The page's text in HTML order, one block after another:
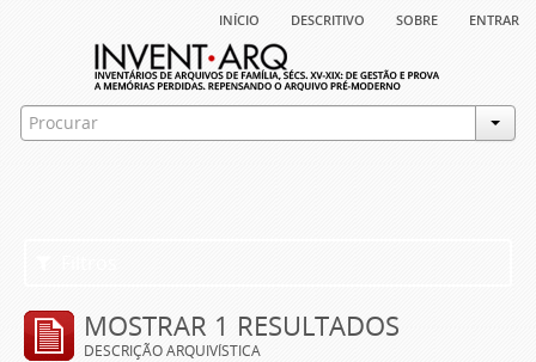
início descritivo sobre entrar
MOSTRAR 1 RESULTADOS
DESCRIÇÃO ARQUIVÍSTICA